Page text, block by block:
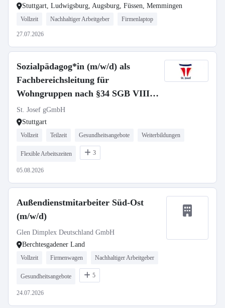
Stuttgart, Ludwigsburg, Augsburg, Füssen, Memmingen
Vollzeit Nachhaltiger Arbeitgeber Firmenlaptop
27.07.2026
Sozialpädagog*in (m/w/d) als
Fachbereichsleitung für
Wohngruppen nach §34 SGB VIII -
Vollzeit / Teilzeit
St. Josef gGmbH
Stuttgart
Vollzeit Teilzeit Gesundheitsangebote Weiterbildungen
Flexible Arbeitszeiten 3
05.08.2026
Außendienstmitarbeiter Süd-Ost
(m/w/d)
Glen Dimplex Deutschland GmbH
Berchtesgadener Land
Vollzeit Firmenwagen Nachhaltiger Arbeitgeber
Gesundheitsangebote 5
24.07.2026